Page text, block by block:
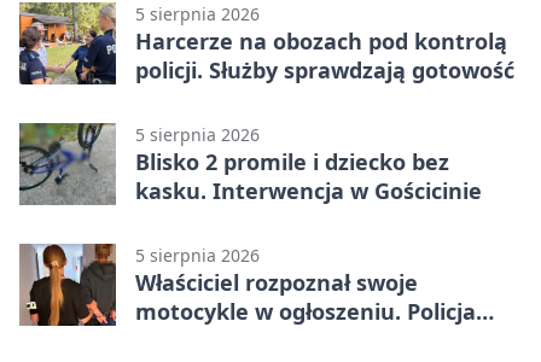
5 sierpnia 2026
Harcerze na obozach pod kontrolą
policji. Służby sprawdzają gotowość
5 sierpnia 2026
Blisko 2 promile i dziecko bez
kasku. Interwencja w Gościcinie
5 sierpnia 2026
Właściciel rozpoznał swoje
motocykle w ogłoszeniu. Policja